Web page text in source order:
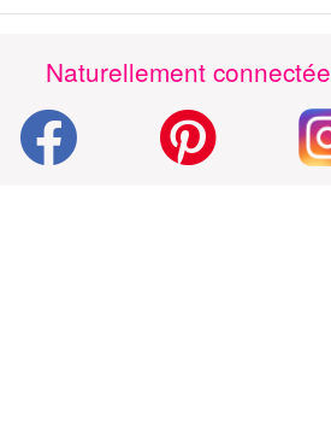
Naturellement connectée